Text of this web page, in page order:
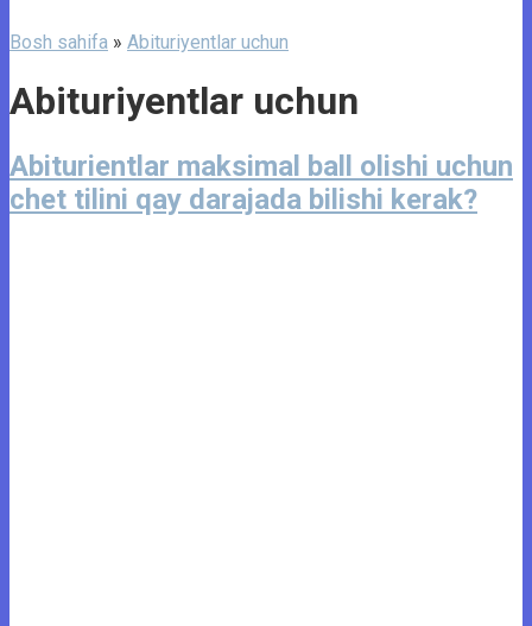
Bosh sahifa » Abituriyentlar uchun
Abituriyentlar uchun
Abiturientlar maksimal ball olishi uchun
chet tilini qay darajada bilishi kerak?